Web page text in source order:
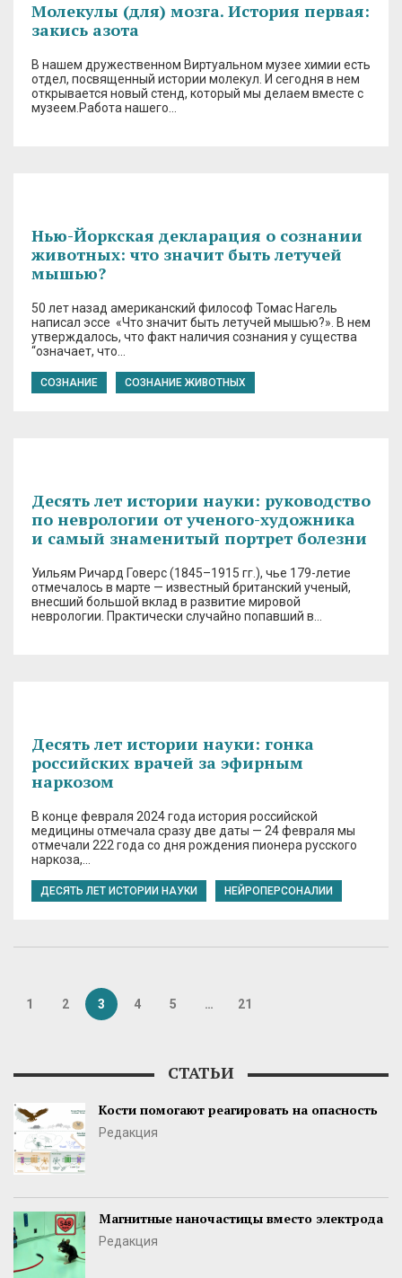
Молекулы (для) мозга. История первая:
закись азота
В нашем дружественном Виртуальном музее химии есть
отдел, посвященный истории молекул. И сегодня в нем
открывается новый стенд, который мы делаем вместе с
музеем.Работа нашего…
Нью-Йоркская декларация о сознании
животных: что значит быть летучей
мышью?
50 лет назад американский философ Томас Нагель
написал эссе «Что значит быть летучей мышью?». В нем
утверждалось, что факт наличия сознания у существа
“означает, что…
СОЗНАНИЕ СОЗНАНИЕ ЖИВОТНЫХ
Десять лет истории науки: руководство
по неврологии от ученого-художника
и самый знаменитый портрет болезни
Уильям Ричард Говерс (1845–1915 гг.), чье 179-летие
отмечалось в марте — известный британский ученый,
внесший большой вклад в развитие мировой
неврологии. Практически случайно попавший в…
Десять лет истории науки: гонка
российских врачей за эфирным
наркозом
В конце февраля 2024 года история российской
медицины отмечала сразу две даты — 24 февраля мы
отмечали 222 года со дня рождения пионера русского
наркоза,…
ДЕСЯТЬ ЛЕТ ИСТОРИИ НАУКИ НЕЙРОПЕРСОНАЛИИ
1 2 3 4 5 … 21
СТАТЬИ
Кости помогают реагировать на опасность
Редакция
Магнитные наночастицы вместо электрода
Редакция